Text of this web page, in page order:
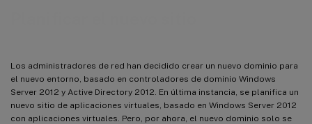
Los administradores de red han decidido crear un nuevo dominio para
el nuevo entorno, basado en controladores de dominio Windows
Server 2012 y Active Directory 2012. En última instancia, se planifica un
nuevo sitio de aplicaciones virtuales, basado en Windows Server 2012
con aplicaciones virtuales. Pero, por ahora, el nuevo dominio solo se